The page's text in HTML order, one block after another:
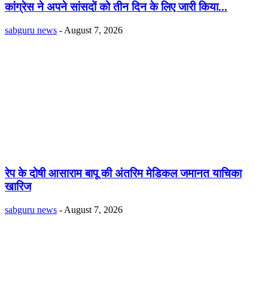
कांग्रेस ने अपने सांसदों को तीन दिन के लिए जारी किया...
sabguru news - August 7, 2026
रेप के दोषी आसाराम बापू की अंतरिम मेडिकल जमानत याचिका
खारिज
sabguru news - August 7, 2026